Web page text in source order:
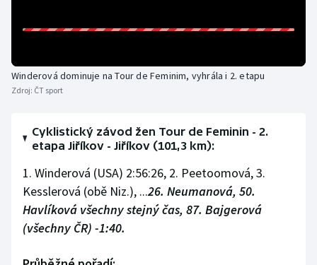
Lyže a snowboard
Motorsport
Olympijské hry
Parasport
Winderová dominuje na Tour de Feminim, vyhrála i 2. etapu
Zdroj: ČT sport
Cyklistický závod žen Tour de Feminin - 2.
etapa Jiříkov - Jiříkov (101,3 km):
1. Winderová (USA) 2:56:26, 2. Peetoomová, 3.
Kesslerová (obě Niz.), ...26. Neumanová, 50.
Havlíková všechny stejný čas, 87. Bajgerová
(všechny ČR) -1:40.